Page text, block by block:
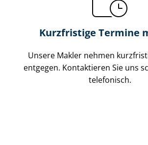
Kurzfristige Termine
Unsere Makler nehmen
entgegen. Kontaktieren Sie uns
telefonisch.